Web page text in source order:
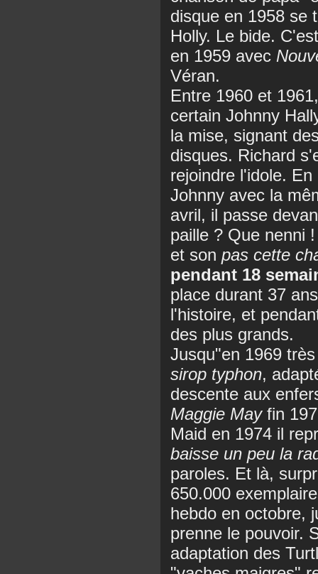
disque en 1958 se
Holly. Le bide.
en 1959 avec
Véran.
Entre 1960 et
certain Johnny
la mise, signant
disques. Richard
rejoindre l'idole.
Johnny avec la
avril, il passe
paille ? Que nenni
et son pas cette
pendant 18
place durant 37
l'histoire, et
des plus grands.
Jusqu"en 1969
sirop typhon,
descente aux
Maggie Mayfin
Maid en 1974 il
baisse un peu la
paroles. Et là,
650.000
hebdo en octobre,
prenne le pouvoir.
adaptation des